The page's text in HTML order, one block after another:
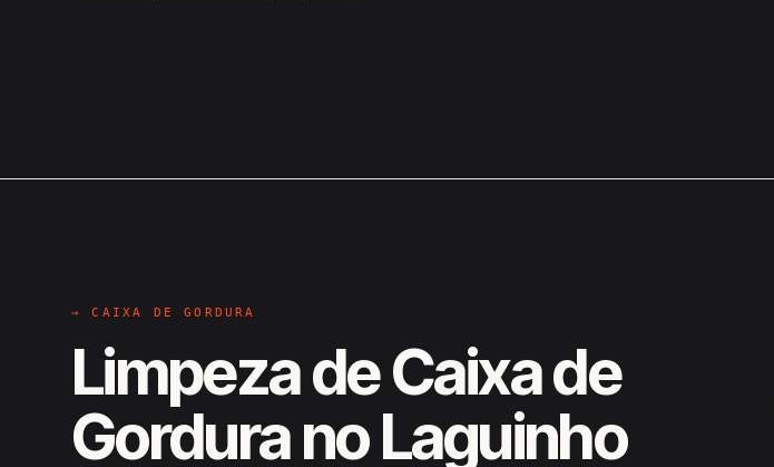
→ CAIXA DE GORDURA
Limpeza de Caixa de
Gordura no Laguinho